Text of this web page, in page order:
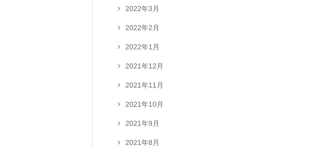
2022年3月
2022年2月
2022年1月
2021年12月
2021年11月
2021年10月
2021年9月
2021年8月